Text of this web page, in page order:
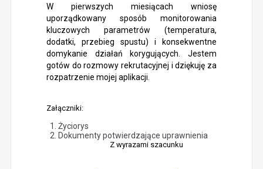
W pierwszych miesiącach wniosę
uporządkowany sposób monitorowania
kluczowych parametrów (temperatura,
dodatki, przebieg spustu) i konsekwentne
domykanie działań korygujących. Jestem
gotów do rozmowy rekrutacyjnej i dziękuję za
rozpatrzenie mojej aplikacji.
Załączniki:
Życiorys
Dokumenty potwierdzające uprawnienia
Z wyrazami szacunku